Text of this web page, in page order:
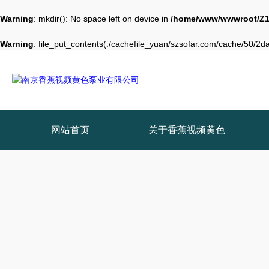
Warning: mkdir(): No space left on device in /home/www/wwwroot/
Warning: file_put_contents(./cachefile_yuan/szsofar.com/cache/50/
网站首页 关于香蕉视频黄色